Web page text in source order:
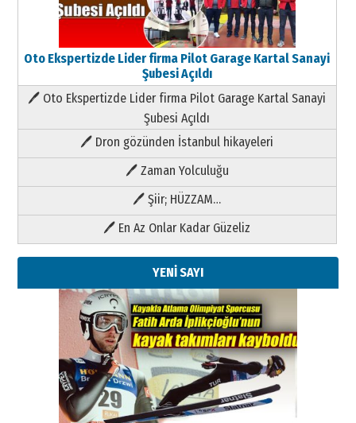
Oto Ekspertizde Lider firma Pilot Garage Kartal Sanayi
Şubesi Açıldı
🖊 Oto Ekspertizde Lider firma Pilot Garage Kartal Sanayi
Şubesi Açıldı
🖊 Dron gözünden İstanbul hikayeleri
🖊 Zaman Yolculuğu
🖊 Şiir; HÜZZAM…
🖊 En Az Onlar Kadar Güzeliz
YENİ SAYI
Kenan GÜLERCİ